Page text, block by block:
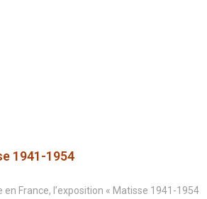
1941-1954
en France, l’exposition « Matisse 1941-1954